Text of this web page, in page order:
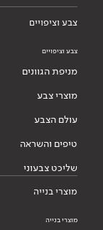
צבע וציפויים
צבע וציפויים
מניפת הגוונים
מוצרי צבע
עולם הצבע
טיפים והשראה
שליכט צבעוני
מוצרי בנייה
מוצרי בנייה